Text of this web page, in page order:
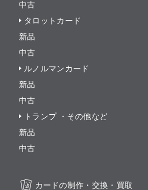
中古
タロットカード
新品
中古
ルノルマンカード
新品
中古
トランプ ・その他など
新品
中古
カードの制作・交換・買取